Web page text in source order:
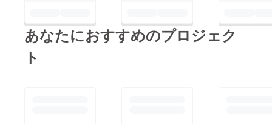
あなたにおすすめのプロジェク
ト